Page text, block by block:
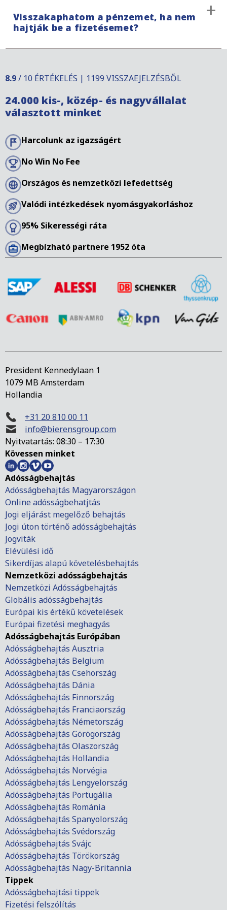
más országokhoz képest eltérő lehet. Ezek bizonyos
módon meg is szakíthatók. További információkért
Visszakaphatom a pénzemet, ha nem
hajtják be a fizetésemet?
€195 alapdíjat kell fizetnie. Ezekkel a költségekkel
fedezzük az adminisztratív költségeket, a jelentést
és a vizsgálatot. Adósát írásbeli kommunikációval és
telefonos kapcsolattartással keresi meg egy
8.9/ 10 ÉRTÉKELÉS | 1199 VISSZAEJELZÉSBŐL
24.000 kis-, közép- és nagyvállalat
választott minket
Harcolunk az igazságért
No Win No Fee
Országos és nemzetközi lefedettség
Valódi intézkedések nyomásgyakorláshoz
95% Sikerességi ráta
Megbízható partnere 1952 óta
President Kennedylaan 1
1079 MB Amsterdam
Hollandia
+31 20 810 00 11
info@bierensgroup.com
Nyitvatartás: 08:30 – 17:30
Kövessen minket
Adósságbehajtás
Adósságbehajtás Magyarországon
Online adósságbehatjtás
Jogi eljárást megelőző behajtás
Jogi úton történő adósságbehajtás
Jogviták
Elévülési idő
Sikerdíjas alapú követelésbehajtás
Nemzetközi adósságbehajtás
Nemzetközi Adósságbehajtás
Globális adósságbehajtás
Európai kis értékű követelések
Európai fizetési meghagyás
Adósságbehajtás Európában
Adósságbehajtás Ausztria
Adósságbehajtás Belgium
Adósságbehajtás Csehország
Adósságbehajtás Dánia
Adósságbehajtás Finnország
Adósságbehajtás Franciaország
Adósságbehajtás Németország
Adósságbehajtás Görögország
Adósságbehajtás Olaszország
Adósságbehajtás Hollandia
Adósságbehajtás Norvégia
Adósságbehajtás Lengyelország
Adósságbehajtás Portugália
Adósságbehajtás Románia
Adósságbehajtás Spanyolország
Adósságbehajtás Svédország
Adósságbehajtás Svájc
Adósságbehajtás Törökország
Adósságbehajtás Nagy-Britannia
Tippek
Adósságbehajtási tippek
Fizetési felszólítás